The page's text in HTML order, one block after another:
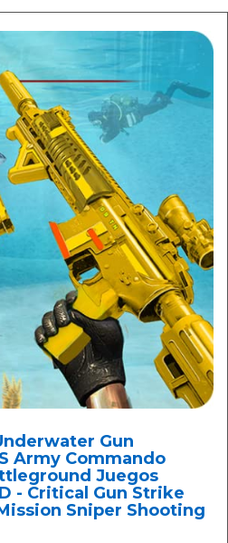
Gun
Army Commando
Juegos
- Critical Gun Strike
Sniper Shooting